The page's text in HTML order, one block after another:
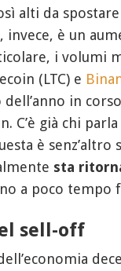
alti da
invece, è un
i volumi
(LTC) e
dell’anno in
C’è già chi
è senz’altro
sta
a poco tempo
sell-off